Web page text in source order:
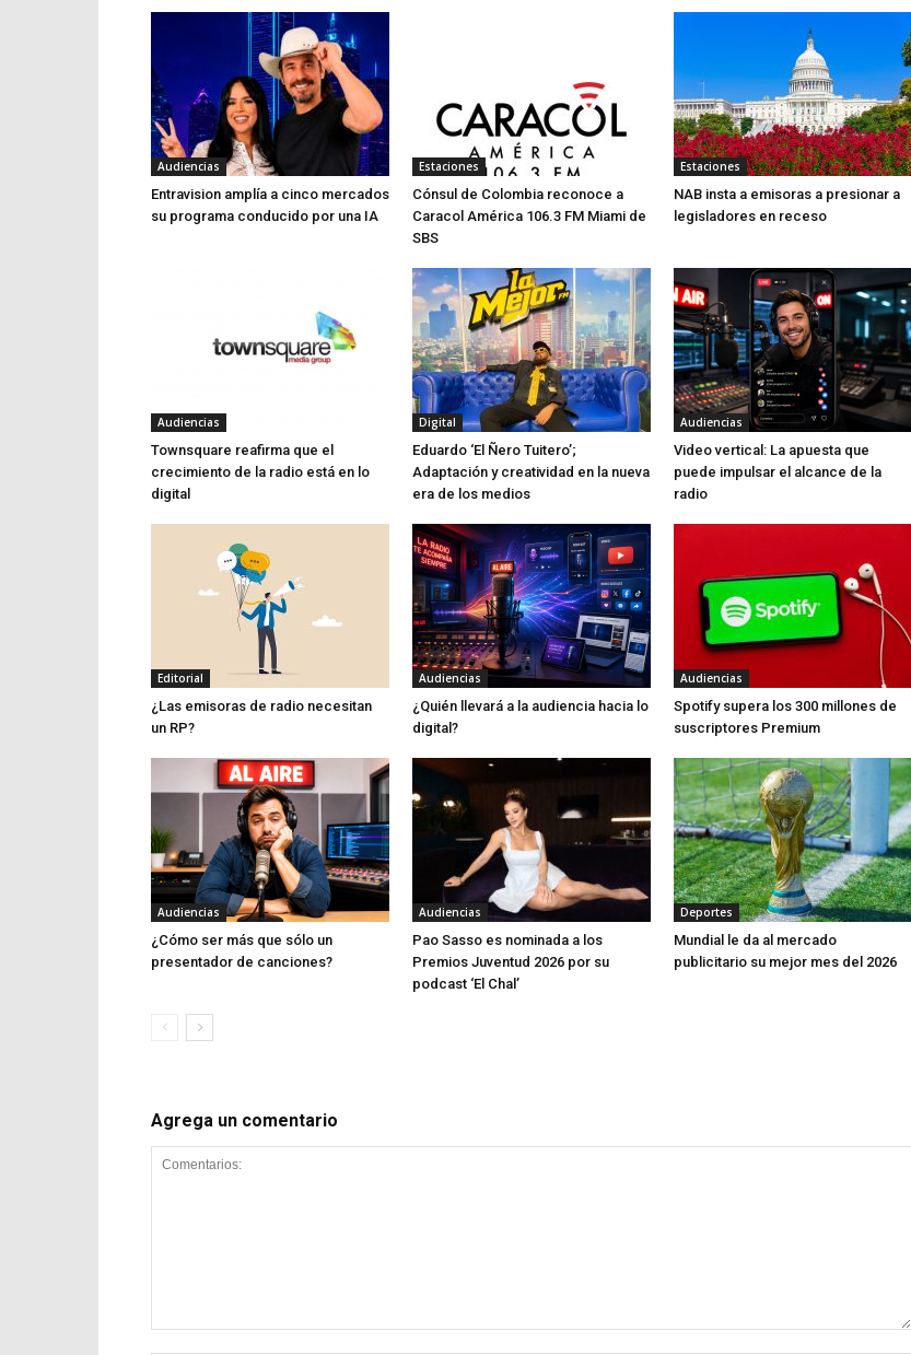
Audiencias
Entravision amplía a cinco mercados
su programa conducido por una IA
Estaciones
Cónsul de Colombia reconoce a
Caracol América 106.3 FM Miami de
SBS
Estaciones
NAB insta a emisoras a presionar a
legisladores en receso
Audiencias
Townsquare reafirma que el
crecimiento de la radio está en lo
digital
Digital
Eduardo ‘El Ñero Tuitero’;
Adaptación y creatividad en la nueva
era de los medios
Audiencias
Video vertical: La apuesta que
puede impulsar el alcance de la
radio
Editorial
¿Las emisoras de radio necesitan
un RP?
Audiencias
¿Quién llevará a la audiencia hacia lo
digital?
Audiencias
Spotify supera los 300 millones de
suscriptores Premium
Audiencias
¿Cómo ser más que sólo un
presentador de canciones?
Audiencias
Pao Sasso es nominada a los
Premios Juventud 2026 por su
podcast ‘El Chal’
Deportes
Mundial le da al mercado
publicitario su mejor mes del 2026
Agrega un comentario